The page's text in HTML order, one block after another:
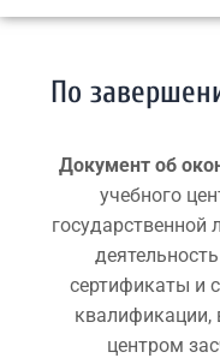
По
Документ об
учебного
государственной
деятельность
сертификаты и
центром